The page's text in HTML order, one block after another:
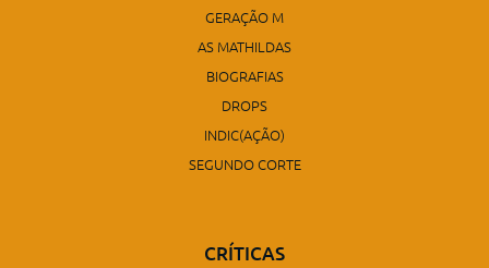
GERAÇÃO M
AS MATHILDAS
BIOGRAFIAS
DROPS
INDIC(AÇÃO)
SEGUNDO CORTE
CRÍTICAS